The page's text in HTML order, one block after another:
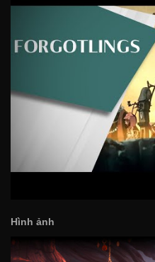
Hình ảnh